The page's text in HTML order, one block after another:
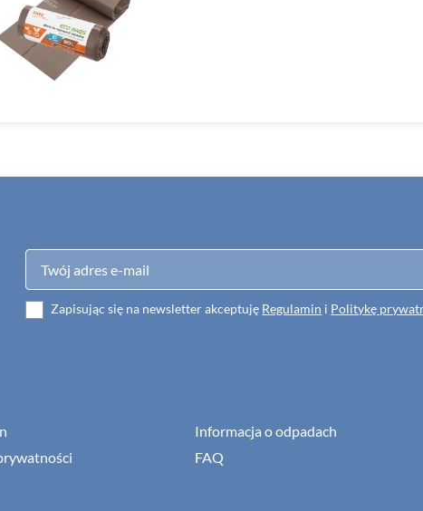
Zapisując się na newsletter akceptuję Regulamin i Politykę
Informacja o odpadach
FAQ